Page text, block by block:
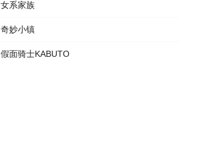
女系家族
奇妙小镇
假面骑士KABUTO